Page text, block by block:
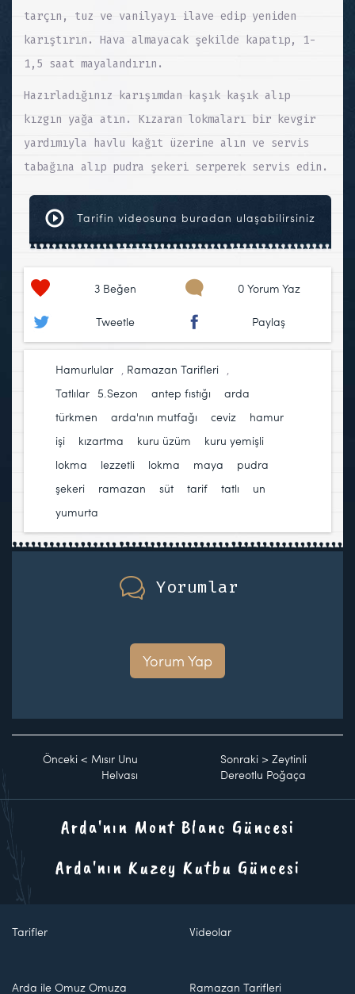
tarçın, tuz ve vanilyayı ilave edip yeniden
karıştırın. Hava almayacak şekilde kapatıp, 1-
1,5 saat mayalandırın.
Hazırladığınız karışımdan kaşık kaşık alıp
kızgın yağa atın. Kızaran lokmaları bir kevgir
yardımıyla havlu kağıt üzerine alın ve servis
tabağına alıp pudra şekeri serperek servis edin.
Tarifin videosuna buradan ulaşabilirsiniz
3 Beğen 0 Yorum Yaz
Tweetle Paylaş
Hamurlular , Ramazan Tarifleri ,
Tatlılar 5.Sezon antep fıstığı
arda
türkmen
arda'nın mutfağı ceviz
hamur
işi
kızartma kuru üzüm
kuru yemişli
lokma
lezzetli lokma maya
pudra
şekeri
ramazan süt tarif tatlı un
yumurta
Yorumlar
Yorum Yap
Önceki < Mısır Unu
Helvası
Sonraki >Zeytinli
Dereotlu Poğaça
Arda'nın Mont Blanc Güncesi
Arda'nın Kuzey Kutbu Güncesi
Tarifler Videolar
Arda ile Omuz Omuza Ramazan Tarifleri